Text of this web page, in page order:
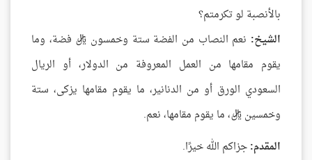
بالأنصبة لو تكرمتم؟
الشيخ: نعم النصاب من الفضة ستة وخمسون ريال فضة، وما
يقوم مقامها من العمل المعروفة من الدولار، أو الريال
السعودي الورق أو من الدنانير، ما يقوم مقامها يزكى، ستة
وخمسين ريال، ما يقوم مقامها، نعم.
المقدم:جزاكم الله خيرًا.